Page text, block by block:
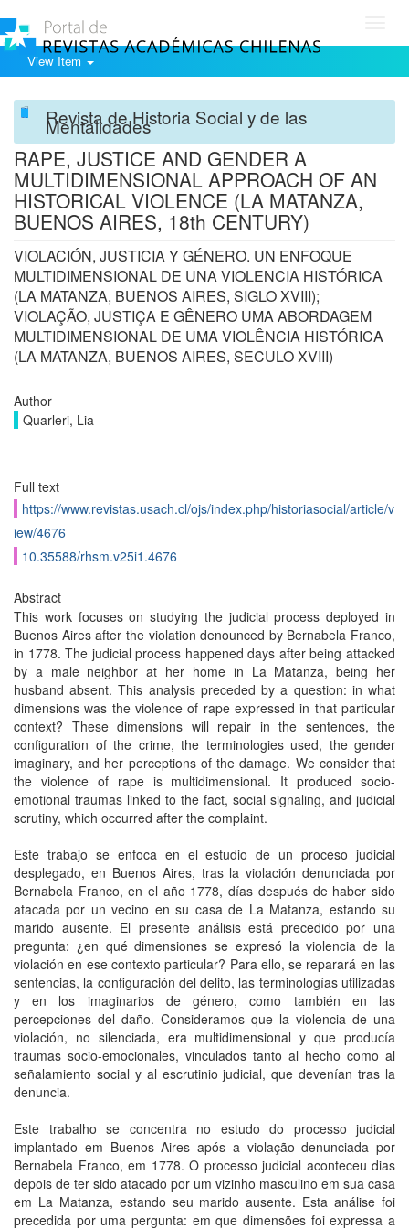
View Item
Revista de Historia Social y de las
Mentalidades
RAPE, JUSTICE AND GENDER A
MULTIDIMENSIONAL APPROACH OF AN
HISTORICAL VIOLENCE (LA MATANZA,
BUENOS AIRES, 18th CENTURY)
VIOLACIÓN, JUSTICIA Y GÉNERO. UN ENFOQUE
MULTIDIMENSIONAL DE UNA VIOLENCIA HISTÓRICA
(LA MATANZA, BUENOS AIRES, SIGLO XVIII);
VIOLAÇÃO, JUSTIÇA E GÊNERO UMA ABORDAGEM
MULTIDIMENSIONAL DE UMA VIOLÊNCIA HISTÓRICA
(LA MATANZA, BUENOS AIRES, SECULO XVIII)
Author
Quarleri, Lia
Full text
https://www.revistas.usach.cl/ojs/index.php/historiasocial/article/v
iew/4676
10.35588/rhsm.v25i1.4676
Abstract
This work focuses on studying the judicial process deployed in
Buenos Aires after the violation denounced by Bernabela Franco,
in 1778. The judicial process happened days after being attacked
by a male neighbor at her home in La Matanza, being her
husband absent. This analysis preceded by a question: in what
dimensions was the violence of rape expressed in that particular
context? These dimensions will repair in the sentences, the
configuration of the crime, the terminologies used, the gender
imaginary, and her perceptions of the damage. We consider that
the violence of rape is multidimensional. It produced socio-
emotional traumas linked to the fact, social signaling, and judicial
scrutiny, which occurred after the complaint.
Este trabajo se enfoca en el estudio de un proceso judicial
desplegado, en Buenos Aires, tras la violación denunciada por
Bernabela Franco, en el año 1778, días después de haber sido
atacada por un vecino en su casa de La Matanza, estando su
marido ausente. El presente análisis está precedido por una
pregunta: ¿en qué dimensiones se expresó la violencia de la
violación en ese contexto particular? Para ello, se reparará en las
sentencias, la configuración del delito, las terminologías utilizadas
y en los imaginarios de género, como también en las
percepciones del daño. Consideramos que la violencia de una
violación, no silenciada, era multidimensional y que producía
traumas socio-emocionales, vinculados tanto al hecho como al
señalamiento social y al escrutinio judicial, que devenían tras la
denuncia.
Este trabalho se concentra no estudo do processo judicial
implantado em Buenos Aires após a violação denunciada por
Bernabela Franco, em 1778. O processo judicial aconteceu dias
depois de ter sido atacado por um vizinho masculino em sua casa
em La Matanza, estando seu marido ausente. Esta análise foi
precedida por uma pergunta: em que dimensões foi expressa a